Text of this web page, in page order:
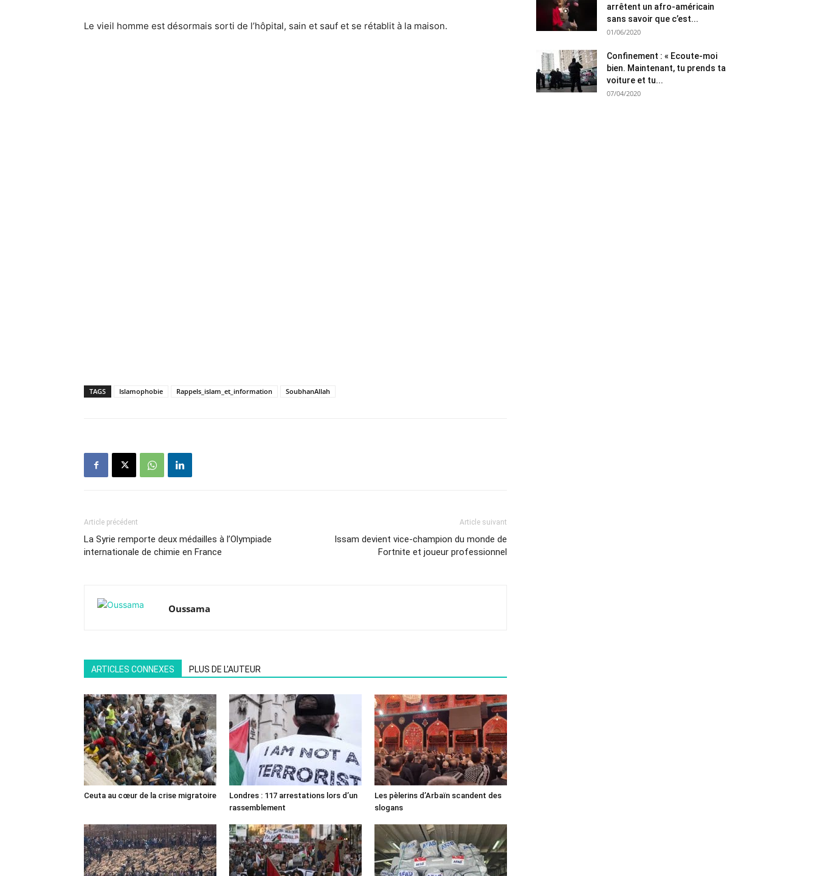
Le vieil homme est désormais sorti de l’hôpital, sain et sauf et se rétablit à la maison.
TAGS Islamophobie Rappels_islam_et_information SoubhanAllah
Article précédent
La Syrie remporte deux médailles à l’Olympiade
internationale de chimie en France
Article suivant
Issam devient vice-champion du monde de
Fortnite et joueur professionnel
Oussama
ARTICLES CONNEXES PLUS DE L'AUTEUR
Ceuta au cœur de la crise migratoire
Londres : 117 arrestations lors d’un
rassemblement
Les pèlerins d’Arbaïn scandent des
slogans
arrêtent un afro-américain
sans savoir que c’est...
01/06/2020
Confinement : « Ecoute-moi
bien. Maintenant, tu prends ta
voiture et tu...
07/04/2020